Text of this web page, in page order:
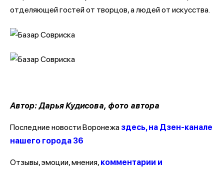
отделяющей гостей от творцов, а людей от искусства.
Автор: Дарья Кудисова, фото автора
Последние новости Воронежа здесь, на Дзен-канале
нашего города 36
Отзывы, эмоции, мнения, комментарии и